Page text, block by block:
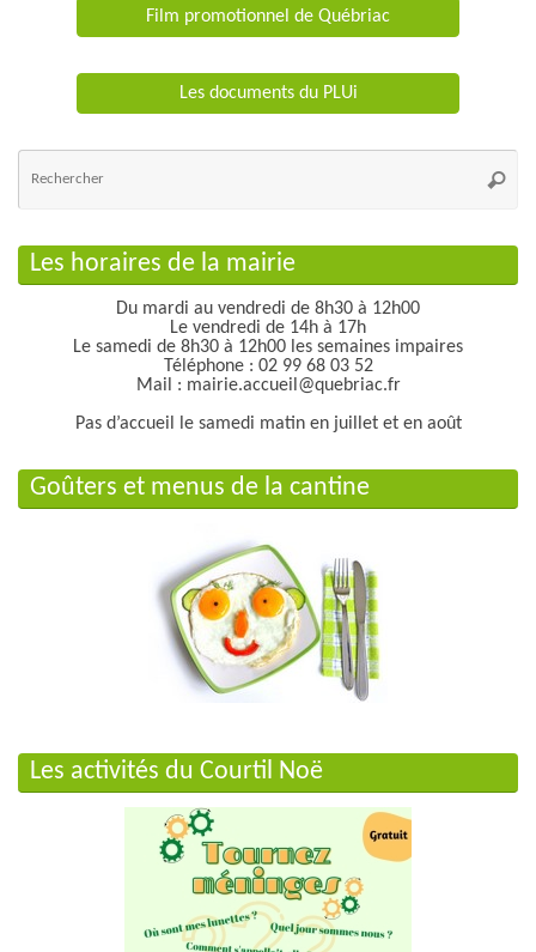
Film promotionnel de Québriac
Les documents du PLUi
Les horaires de la mairie
Du mardi au vendredi de 8h30 à 12h00
Le vendredi de 14h à 17h
Le samedi de 8h30 à 12h00 les semaines impaires
Téléphone : 02 99 68 03 52
Mail : mairie.accueil@quebriac.fr
Pas d’accueil le samedi matin en juillet et en août
Goûters et menus de la cantine
Les activités du Courtil Noë